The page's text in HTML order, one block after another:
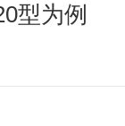
型为例